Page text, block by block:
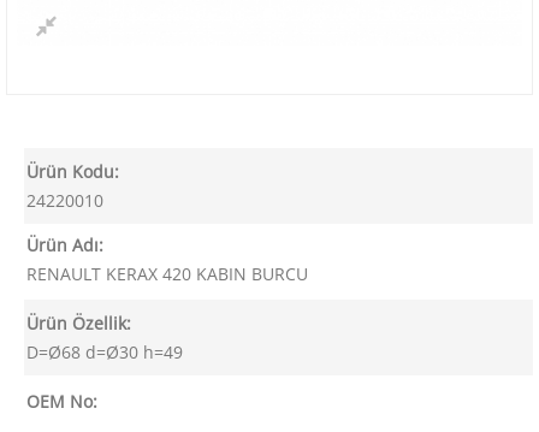
Ürün Kodu:
24220010
Ürün Adı:
RENAULT KERAX 420 KABIN BURCU
Ürün Özellik:
D=Ø68 d=Ø30 h=49
OEM No: